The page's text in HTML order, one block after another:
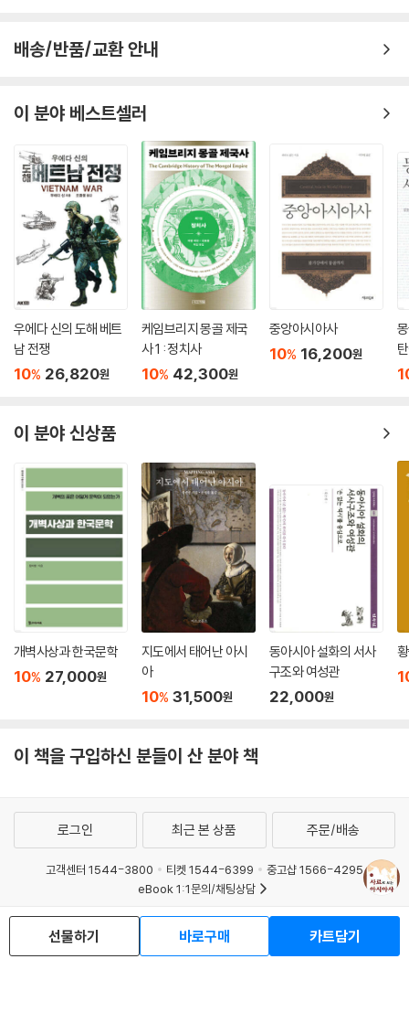
6. 일본 전근대사_박수철
토쿠 태자의 헌법십칠조 / 개신의 조(詔) / 대불 건립과 도다이지(東大
寺) / 반전제의 개편-삼세일신법(三世一身法)과 간전영년사재법(墾田
永年私財法) / 헤이안 천도 / 섭관 정치 / 후지와라의 번영 / 국사(國司)
의 가렴주구 / 장원의 기진(寄進) / 원정의 시작 / 승병 / 조헤이(承平)·덴
교(天慶)의 난 / 헤이시(平氏) 정권 / 슈고·지토의 설치 / 조큐(承久)의
난 / 싯켄(執權) 정치-고세이바이시키모쿠(御成敗式目) 제정의 취지 /
가마쿠라 법령 / 몽골·고려의 일본 침공 / 가마쿠라 후기의 사회상-악당
(惡黨) / 가마쿠라 불교와 사상 / 겐무(建武) 정권 / 반제령(半濟令) /
아시카가 요시미쓰의 국서 / 도잇키(土一揆)와 잇코잇키(一向一揆) /
하극상의 사상 / 삼모작의 출현 / 오닌(應仁)의 난 / 아시가루(足輕) / 전
국법(戰國法) / 총(鐵砲)의 전래 / 엔랴쿠지(延?史) 방화 / 아즈치 성 천
수각(天秀閣) / 다이코 검지(太閤檢地) / 무기 몰수령(가타나가리 령
刀狩令) / 무가제법도(武家諸法度) / 천황·조정의 통제-금중병공가제
와레미령 生類憐みの令) / 독사여론(讀史餘論) / 교호(享保) 개혁-다
(田沼) 정치
7. 일본 근·현대사_박 훈
칸세이(寬政) 이학(異學)의 금지령 / 텐포(天保) 개혁과 도시 문제 / 오
시오 헤이하치로(大鹽平八郞)의 격문 / 19세기 초의 러시아 위협론 / 요
시다 쇼인(吉田松陰)의 해외 팽창론 / 새로운 근대 국가 구상 / 막부, 천
황에 정권 반환 / 천황 정부의 수립 / 메이지 정부의 대외 화친 방침 / 메이
지 정부의 국시 / 국회 설립의 요구 / 오쿠보 토시미치(大久保利通)의 식
산 흥업에 관한 건의 / 아시아를 버리고 유럽처럼 되자! / 대일본 제국 헌법
과 현행 일본국 헌법의 천황 관련 조항 비교 / 천황이 신민에게 주는 교육
正) 데모크라시의 흥기 / 치안 유지법 / 동방 회의(東方會議)와 일본의
8. 동남아시아사_유인선
임읍(林邑, Linyi) / 부남(扶南, Funan) / 베트남 건국 설화: 홍방전(鴻
龐傳) / 7세기 의정(義淨)의 수마트라 방문 / 안남도호부(安南都護府)
/ 앙코르 왕조의 도성(都城; 앙코르 톰) / 람캄헹 대왕 비문(1292) / 평오
대고(平吳大誥, 1427)-베트남이 중국과 대등한 국가임을 강조 / 싱가포
배송/반품/교환 안내
이 분야 베스트셀러
우에다 신의 도해 베트
남 전쟁
10% 26,820원
케임브리지 몽골 제국
사 1 : 정치사
10% 42,300원
중앙아시아사
10% 16,200원
이 분야 신상품
개벽사상과 한국문학
10% 27,000원
지도에서 태어난 아시
아
10% 31,500원
동아시아 설화의 서사
구조와 여성관
22,000원
이 책을 구입하신 분들이 산 분야 책
선물하기 바로구매 카트담기
로그인 최근 본 상품 주문/배송
고객센터 1544-3800 티켓 1544-6399
중고샵 1566-4295
eBook 1:1문의/채팅상담
예스이십사(주) 사업자 정보
이용약관
개인정보처리방침
청소년보호정책